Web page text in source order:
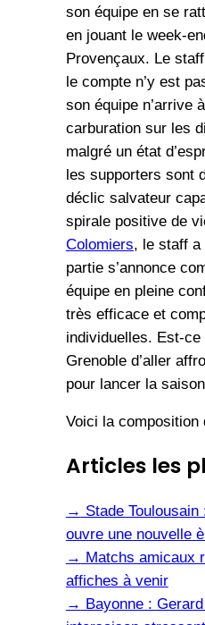
son équipe en se
en jouant le week-
Provençaux. Le
le compte n’y est
son équipe n’arrive
carburation sur les
malgré un état
les supporters sont
déclic salvateur
spirale positive de
Colomiers, le staff a
partie s’annonce
équipe en pleine
très efficace et
individuelles. Est-
Grenoble d’aller
pour lancer la
Voici la composition
Articles les
→ Stade
ouvre une nouvelle
→ Matchs amicaux
affiches à venir
→ Bayonne :